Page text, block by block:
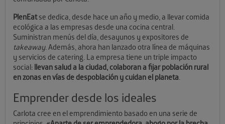
PlenEatse dedica, desde hace un año y medio, a llevar comida
ecológica a las empresas desde una cocina central.
Suministran menús del día, desayunos y expositores de
takeaway. Además, ahora han lanzado otra línea de máquinas
y servicios de catering. La empresa tiene un triple impacto
social: llevan salud a la ciudad, colaboran a fijar población rural
en zonas en vías de despoblación y cuidan el planeta.
Emprender desde los ideales
Carlota cree en el emprendimiento basado en una serie de